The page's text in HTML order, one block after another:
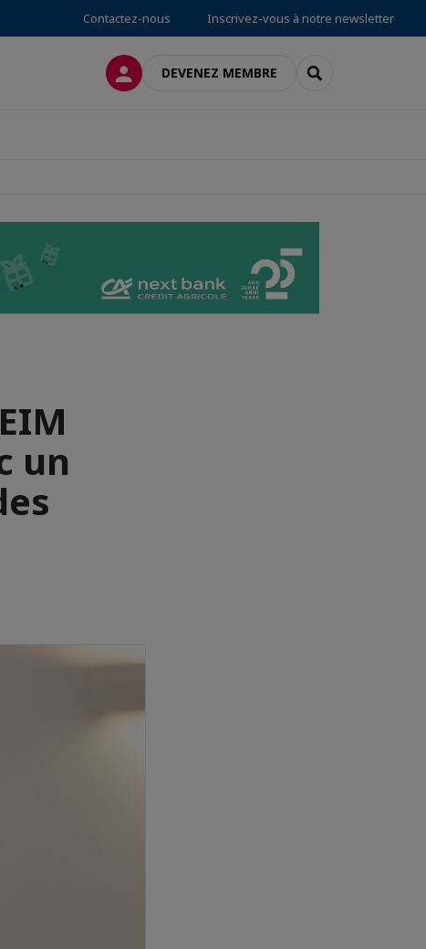
Contactez-nous Inscrivez-vous à notre newsletter
CONNEXIONDEVENEZ MEMBRE RECHERCHER
un